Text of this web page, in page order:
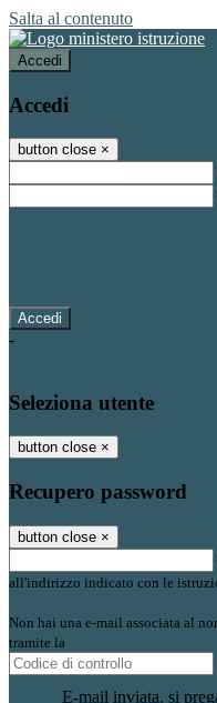
Salta al contenuto
Accedi
Accedi
button close ×
-
Seleziona utente
button close ×
Recupero password
button close ×
all'indirizzo indicato con le
Non hai una e-mail associata al
tramite la
E-mail inviata, si